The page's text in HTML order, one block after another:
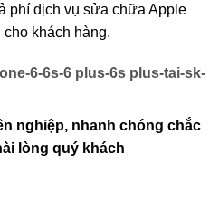
phí dịch vụ sửa chữa Apple
khách hàng.
nghiệp, nhanh chóng chắc
lòng quý khách